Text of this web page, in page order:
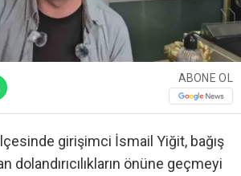
ABONE OL
girişimci İsmail Yiğit, bağış
dolandırıcılıkların önüne geçmeyi